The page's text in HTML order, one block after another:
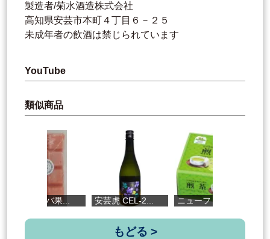
製造者/菊水酒造株式会社
高知県安芸市本町４丁目６－２５
未成年者の飲酒は禁じられています
YouTube
類似商品
有機グアバ果... 安芸虎 CEL-2... ニューファミ...
もどる >